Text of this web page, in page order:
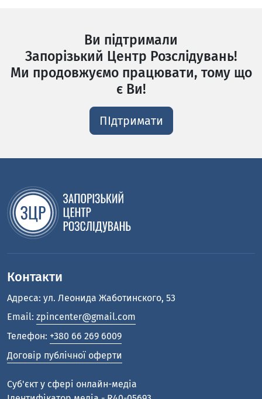
Ви підтримали
Запорізький Центр Розслідувань!
Ми продовжуємо працювати, тому що
є Ви!
ПІдтримати
Контакти
Адреса: ул. Леонида Жаботинского, 53
Email: zpincenter@gmail.com
Телефон: +380 66 269 6009
Договір публічної оферти
Cуб'єкт у сфері онлайн-медіа